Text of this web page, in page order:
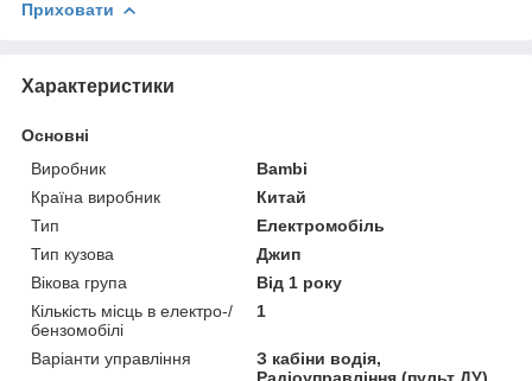
Приховати
Характеристики
Основні
Виробник
Bambi
Країна виробник
Китай
Тип
Електромобіль
Тип кузова
Джип
Вікова група
Від 1 року
Кількість місць в електро-/
бензомобілі
1
Варіанти управління
З кабіни водія,
Радіоуправління (пульт ДУ)